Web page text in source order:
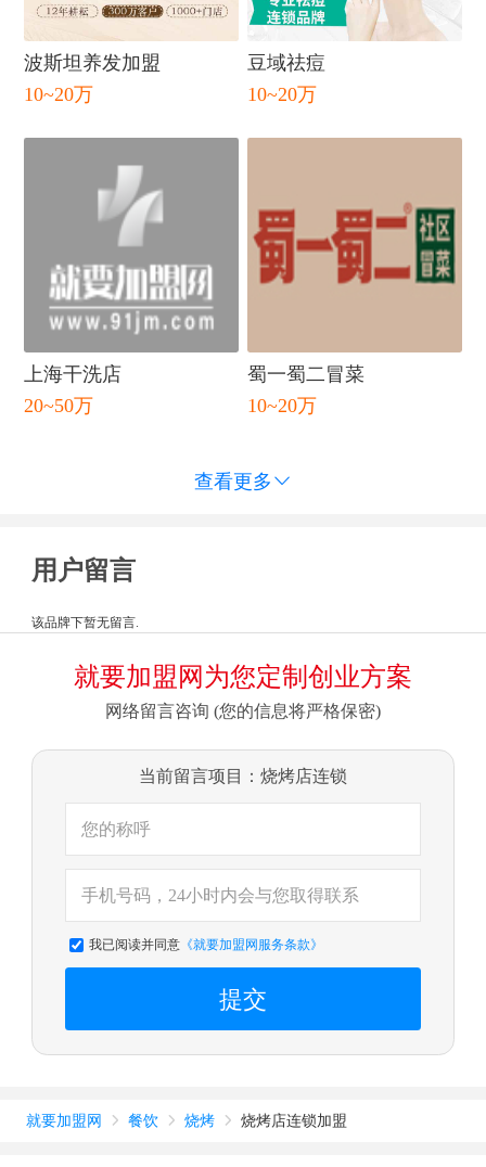
波斯坦养发加盟
10~20万
豆域祛痘
10~20万
上海干洗店
20~50万
蜀一蜀二冒菜
10~20万
查看更多 
用户留言
该品牌下暂无留言.
就要加盟网为您定制创业方案
网络留言咨询 (您的信息将严格保密)
当前留言项目：烧烤店连锁
我已阅读并同意《就要加盟网服务条款》
提交
就要加盟网  餐饮  烧烤  烧烤店连锁加盟